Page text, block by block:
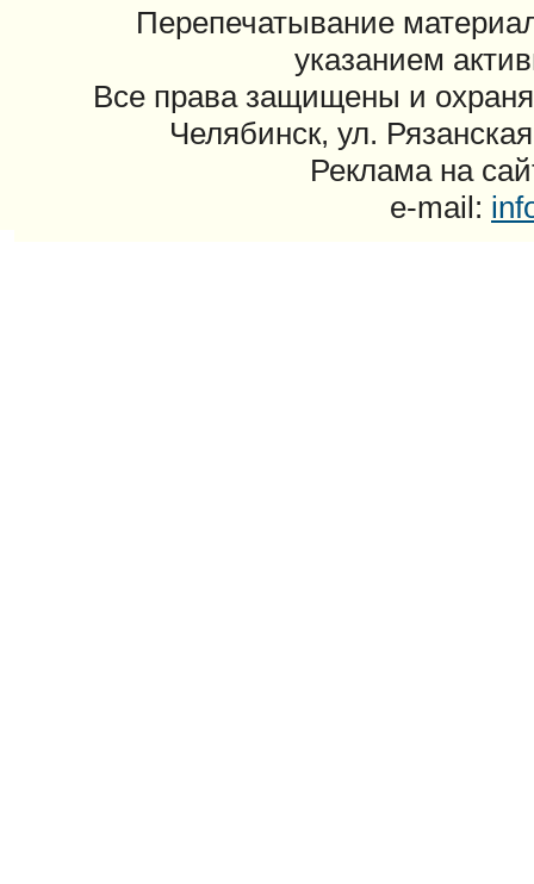
Перепечатывание
указанием
Все права защищены и
Челябинск, ул.
Реклама на
e-mail: